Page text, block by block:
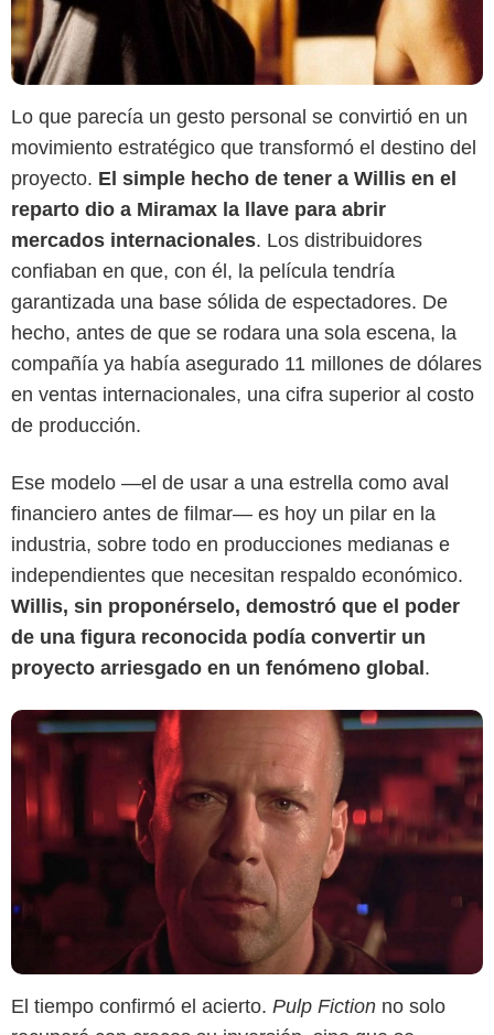
Lo que parecía un gesto personal se convirtió en un
movimiento estratégico que transformó el destino del
proyecto. El simple hecho de tener a Willis en el
reparto dio a Miramax la llave para abrir
mercados internacionales. Los distribuidores
confiaban en que, con él, la película tendría
garantizada una base sólida de espectadores. De
hecho, antes de que se rodara una sola escena, la
compañía ya había asegurado 11 millones de dólares
en ventas internacionales, una cifra superior al costo
de producción.
Ese modelo —el de usar a una estrella como aval
financiero antes de filmar— es hoy un pilar en la
industria, sobre todo en producciones medianas e
independientes que necesitan respaldo económico.
Willis, sin proponérselo, demostró que el poder
de una figura reconocida podía convertir un
proyecto arriesgado en un fenómeno global.
El tiempo confirmó el acierto. Pulp Fiction no solo